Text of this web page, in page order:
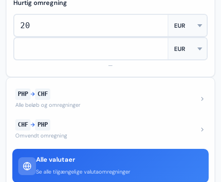
Hurtig omregning
—
PHP → CHF
Alle beløb og omregninger
CHF → PHP
Omvendt omregning
Alle valutaer
Se alle tilgængelige valutaomregninger